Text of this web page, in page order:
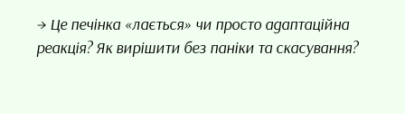
→ Це печінка «лається» чи просто адаптаційна
реакція? Як вирішити без паніки та скасування?